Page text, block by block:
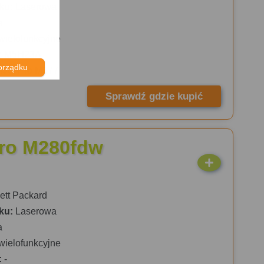
Pro M377
Sprawdź gdzie kupić
M280fdw
Packard
Laserowa
-